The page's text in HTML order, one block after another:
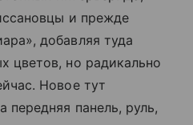
и прежде
добавляя туда
цветов, но радикально
Новое тут
передняя панель, руль,